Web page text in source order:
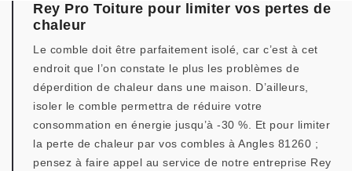
Rey Pro Toiture pour limiter vos pertes de
chaleur
Le comble doit être parfaitement isolé, car c’est à cet
endroit que l’on constate le plus les problèmes de
déperdition de chaleur dans une maison. D’ailleurs,
isoler le comble permettra de réduire votre
consommation en énergie jusqu’à -30 %. Et pour limiter
la perte de chaleur par vos combles à Angles 81260 ;
pensez à faire appel au service de notre entreprise Rey